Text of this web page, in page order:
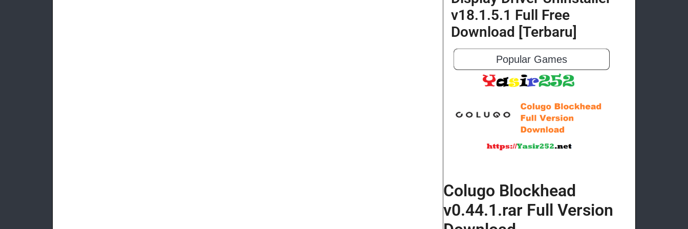
v18.1.5.1 Full Free
Download [Terbaru]
Popular Games
Colugo Blockhead
v0.44.1.rar Full Version